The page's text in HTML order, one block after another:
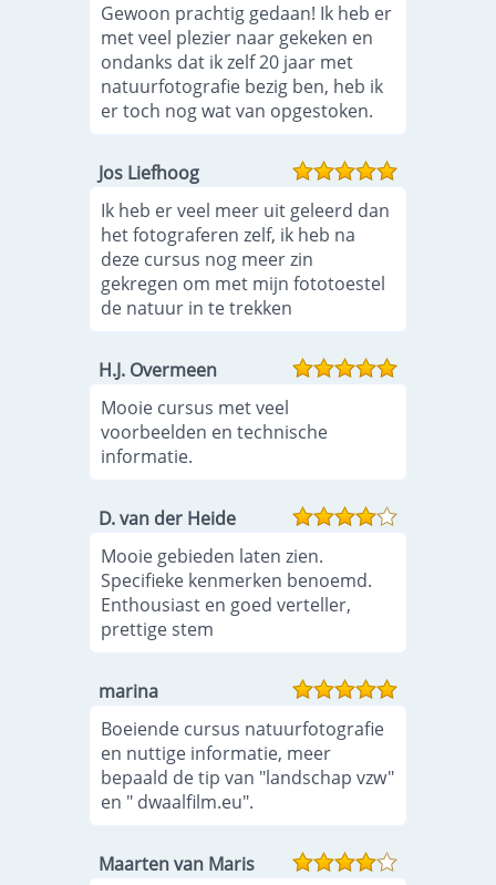
Gewoon prachtig gedaan! Ik heb er
met veel plezier naar gekeken en
ondanks dat ik zelf 20 jaar met
natuurfotografie bezig ben, heb ik
er toch nog wat van opgestoken.
Jos Liefhoog
Ik heb er veel meer uit geleerd dan
het fotograferen zelf, ik heb na
deze cursus nog meer zin
gekregen om met mijn fototoestel
de natuur in te trekken
H.J. Overmeen
Mooie cursus met veel
voorbeelden en technische
informatie.
D. van der Heide
Mooie gebieden laten zien.
Specifieke kenmerken benoemd.
Enthousiast en goed verteller,
prettige stem
marina
Boeiende cursus natuurfotografie
en nuttige informatie, meer
bepaald de tip van "landschap vzw"
en " dwaalfilm.eu".
Maarten van Maris